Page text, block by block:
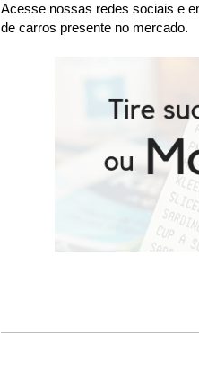
Acesse nossas redes sociais e
de carros presente no mercado.